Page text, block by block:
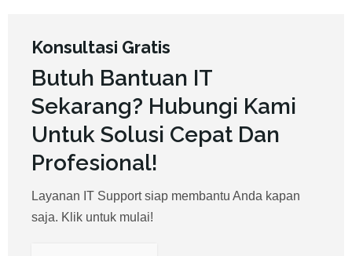
Konsultasi Gratis
Butuh Bantuan IT
Sekarang? Hubungi Kami
Untuk Solusi Cepat Dan
Profesional!
Layanan IT Support siap membantu Anda kapan
saja. Klik untuk mulai!